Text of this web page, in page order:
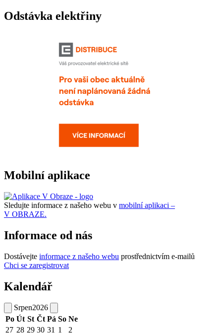
Odstávka elektřiny
Mobilní aplikace
Sledujte informace z našeho webu v mobilní aplikaci –
V OBRAZE.
Informace od nás
Dostávejte informace z našeho webu prostřednictvím e-mailů
Chci se zaregistrovat
Kalendář
Srpen2026
Po Út St Čt Pá So Ne
27 28 29 30 31 1
2